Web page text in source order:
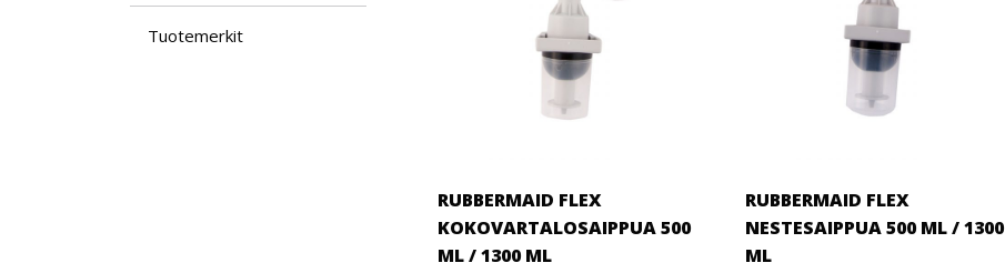
Tuotemerkit
RUBBERMAID FLEX
KOKOVARTALOSAIPPUA 500
ML / 1300 ML
RUBBERMAID FLEX
NESTESAIPPUA 500 ML / 1300
ML